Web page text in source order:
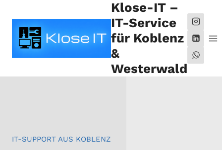
Inhalt
springen
Klose-IT –
IT-Service
für Koblenz
&
Westerwald
IT-SUPPORT AUS KOBLENZ